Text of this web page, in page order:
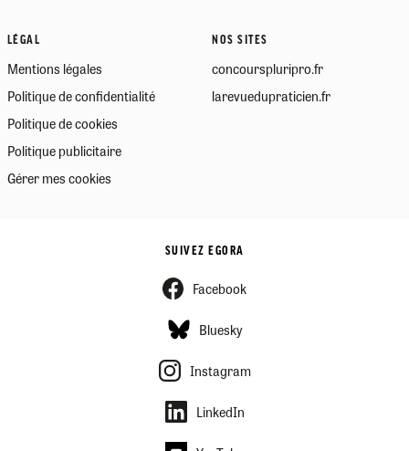
LÉGAL
Mentions légales
Politique de confidentialité
Politique de cookies
Politique publicitaire
Gérer mes cookies
NOS SITES
concourspluripro.fr
larevuedupraticien.fr
SUIVEZ EGORA
Facebook
Bluesky
Instagram
LinkedIn